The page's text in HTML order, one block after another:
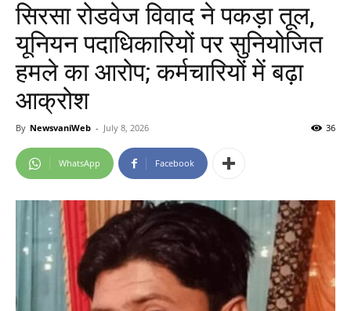
सिरसा रोडवेज विवाद ने पकड़ा तूल,
यूनियन पदाधिकारियों पर सुनियोजित
हमले का आरोप; कर्मचारियों में बढ़ा
आक्रोश
By NewsvaniWeb - July 8, 2026 36
WhatsApp Facebook